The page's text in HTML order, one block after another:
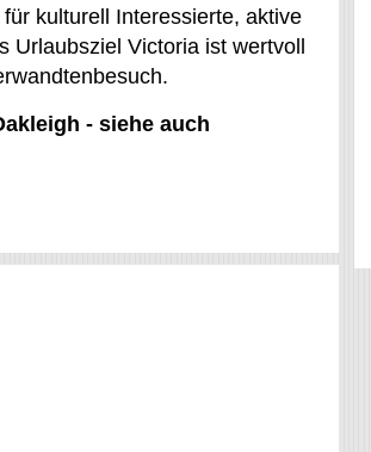
kulturell Interessierte, aktive
Victoria ist wertvoll
- siehe auch